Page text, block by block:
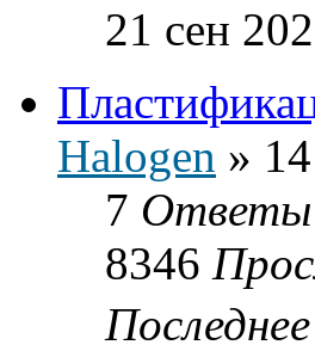
21 сен
Halogen »
7 Ответы
8346